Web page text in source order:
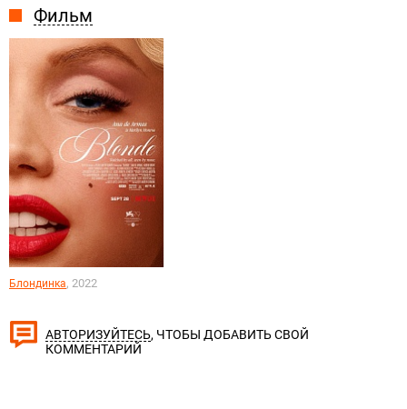
Фильм
Блондинка, 2022
АВТОРИЗУЙТЕСЬ, ЧТОБЫ ДОБАВИТЬ СВОЙ
КОММЕНТАРИЙ